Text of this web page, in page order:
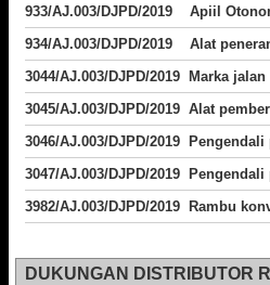
933/AJ.003/DJPD/2019 Apiil
934/AJ.003/DJPD/2019 Alat
3044/AJ.003/DJPD/2019 Marka
3045/AJ.003/DJPD/2019 Alat
3046/AJ.003/DJPD/2019
3047/AJ.003/DJPD/2019
3982/AJ.003/DJPD/2019 Rambu
DUKUNGAN DISTRIBUTOR